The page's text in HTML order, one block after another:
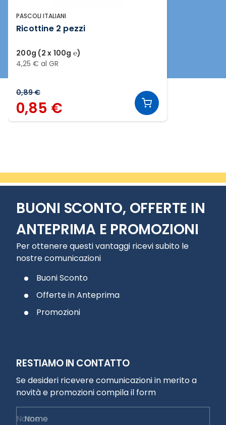
PASCOLI ITALIANI
Ricottine 2 pezzi
200g (2 x 100g ℮)
4,25 € al GR
0,89 €
0,85 €
BUONI SCONTO, OFFERTE IN
ANTEPRIMA E PROMOZIONI
Per ottenere questi vantaggi ricevi subito le
nostre comunicazioni
Buoni Sconto
Offerte in Anteprima
Promozioni
RESTIAMO IN CONTATTO
Se desideri ricevere comunicazioni in merito a
novità e promozioni compila il form
Nome